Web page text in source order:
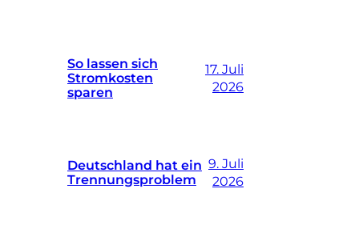
So lassen sich
Stromkosten
sparen
17. Juli
2026
Deutschland hat ein
Trennungsproblem
9. Juli
2026